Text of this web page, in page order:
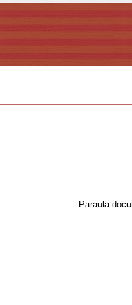
Paraula